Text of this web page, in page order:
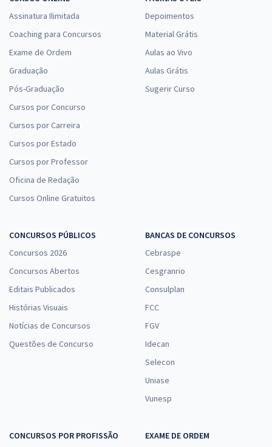
Assinatura Ilimitada
Coaching para Concursos
Exame de Ordem
Graduação
Pós-Graduação
Cursos por Concurso
Cursos por Carreira
Cursos por Estado
Cursos por Professor
Oficina de Redação
Cursos Online Gratuitos
Depoimentos
Material Grátis
Aulas ao Vivo
Aulas Grátis
Sugerir Curso
CONCURSOS PÚBLICOS
Concursos 2026
Concursos Abertos
Editais Publicados
Histórias Visuais
Notícias de Concursos
Questões de Concurso
BANCAS DE CONCURSOS
Cebraspe
Cesgranrio
Consulplan
FCC
FGV
Idecan
Selecon
Uniase
Vunesp
CONCURSOS POR PROFISSÃO
EXAME DE ORDEM